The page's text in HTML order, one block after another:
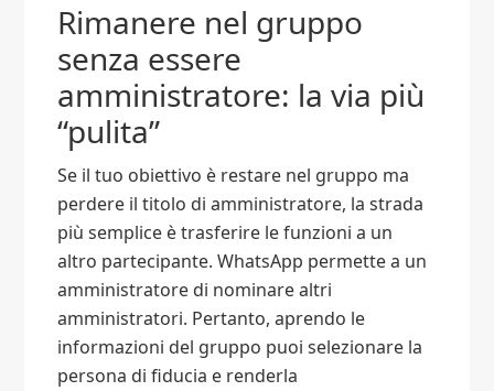
Rimanere nel gruppo
senza essere
amministratore: la via più
“pulita”
Se il tuo obiettivo è restare nel gruppo ma
perdere il titolo di amministratore, la strada
più semplice è trasferire le funzioni a un
altro partecipante. WhatsApp permette a un
amministratore di nominare altri
amministratori. Pertanto, aprendo le
informazioni del gruppo puoi selezionare la
persona di fiducia e renderla